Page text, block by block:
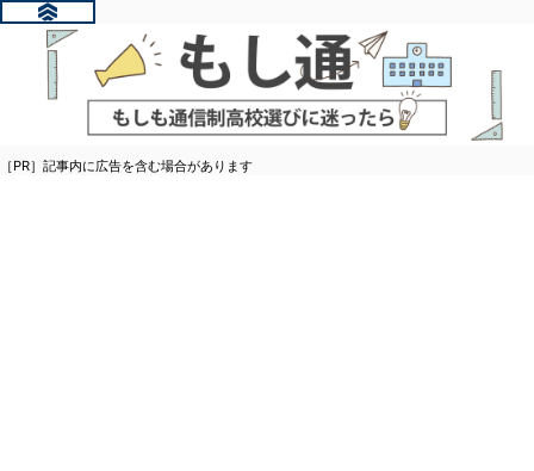
［PR］記事内に広告を含む場合があります